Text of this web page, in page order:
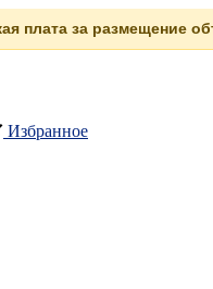
плата за размещение
Избранное